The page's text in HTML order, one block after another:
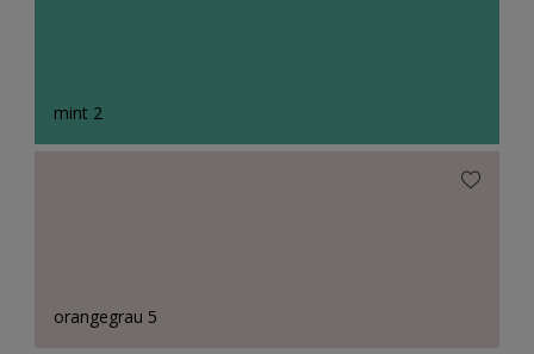
mint 2
orangegrau 5